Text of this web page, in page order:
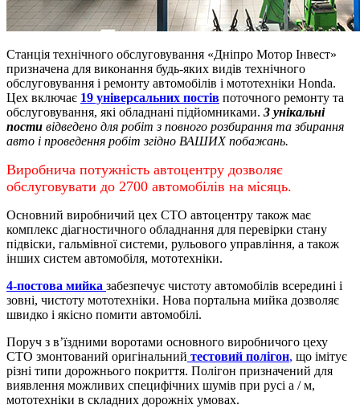
Станція технічного обслуговування «Дніпро Мотор Інвест»
призначена для виконання будь-яких видів технічного
обслуговування і ремонту автомобілів і мототехніки Honda.
Цех включає 19 універсальних постів поточного ремонту та
обслуговування, які обладнані підйомниками. 3 унікальні
пости відведено для робіт з повного розбирання та збирання
авто і проведення робіт згідно ВАШИХ побажань.
Виробнича потужність автоцентру дозволяє
обслуговувати до 2700 автомобілів на місяць.
Основний виробничий цех СТО автоцентру також має
комплекс діагностичного обладнання для перевірки стану
підвіски, гальмівної системи, рульового управління, а також
інших систем автомобіля, мототехніки.
4-постова мийка забезпечує чистоту автомобілів всередині і
зовні, чистоту мототехніки. Нова портальна мийка дозволяє
швидко і якісно помити автомобілі.
Поруч з в’їздними воротами основного виробничого цеху
СТО змонтований оригінальний тестовий полігон, що імітує
різні типи дорожнього покриття. Полігон призначений для
виявлення можливих специфічних шумів при русі а / м,
мототехніки в складних дорожніх умовах.